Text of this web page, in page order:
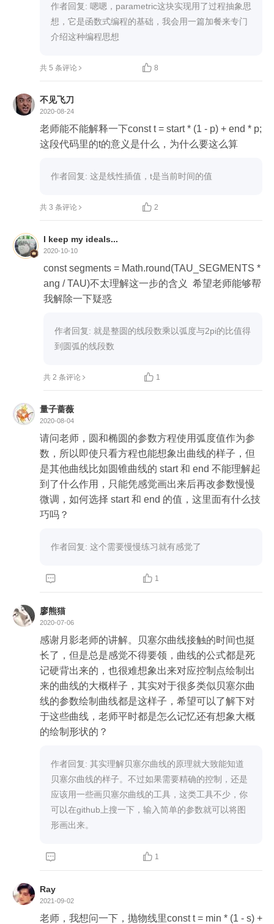
作者回复: 嗯嗯，parametric这块实现用了过程抽象思
想，它是函数式编程的基础，我会用一篇加餐来专门
介绍这种编程思想
共 5 条评论  8
不见飞刀
2020-08-24
老师能不能解释一下const t = start * (1 - p) + end * p;
这段代码里的t的意义是什么，为什么要这么算
作者回复: 这是线性插值，t是当前时间的值
共 3 条评论  2
I keep my ideals...
2020-10-10
const segments = Math.round(TAU_SEGMENTS *
ang / TAU)不太理解这一步的含义  希望老师能够帮
我解除一下疑惑
作者回复: 就是整圆的线段数乘以弧度与2pi的比值得
到圆弧的线段数
共 2 条评论  1
量子蔷薇
2020-08-04
请问老师，圆和椭圆的参数方程使用弧度值作为参
数，所以即使只看方程也能想象出曲线的样子，但
是其他曲线比如圆锥曲线的 start 和 end 不能理解起
到了什么作用，只能凭感觉画出来后再改参数慢慢
微调，如何选择 start 和 end 的值，这里面有什么技
巧吗？
  1
廖熊猫
2020-07-06
感谢月影老师的讲解。贝塞尔曲线接触的时间也挺
长了，但是总是感觉不得要领，曲线的公式都是死
记硬背出来的，也很难想象出来对应控制点绘制出
来的曲线的大概样子，其实对于很多类似贝塞尔曲
线的参数绘制曲线都是这样子，希望可以了解下对
于这些曲线，老师平时都是怎么记忆还有想象大概
的绘制形状的？
作者回复: 其实理解贝塞尔曲线的原理就大致能知道
贝塞尔曲线的样子。不过如果需要精确的控制，还是
应该用一些画贝塞尔曲线的工具，这类工具不少，你
可以在github上搜一下，输入简单的参数就可以将图
形画出来。
  1
Ray
2021-09-02
老师，我想问一下，抛物线里const t = min * (1 - s) +